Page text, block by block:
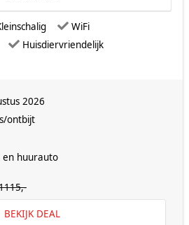
WiFi
Huisdiervriendelijk
2026
ontbijt
en huurauto
BEKIJK DEAL